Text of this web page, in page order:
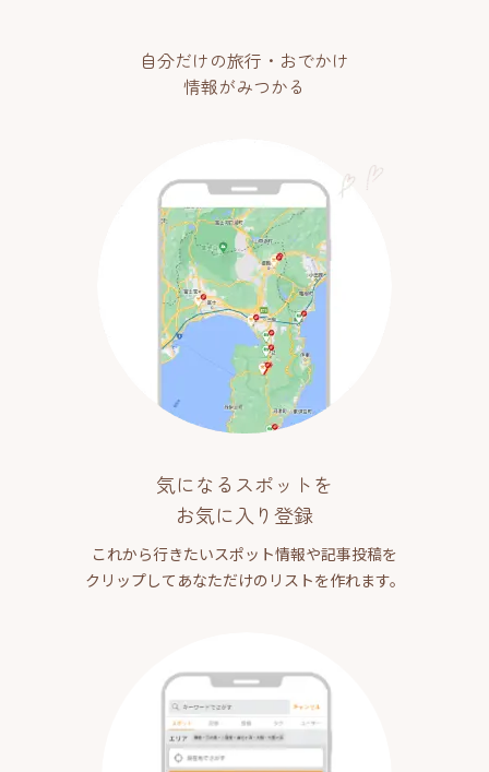
自分だけの旅行・おでかけ
情報がみつかる
気になるスポットを
お気に入り登録
これから行きたいスポット情報や記事投稿を
クリップしてあなただけのリストを作れます。